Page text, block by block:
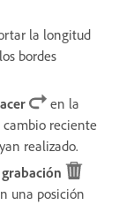
la longitud
bordes
en la
cambio reciente
realizado.
una posición